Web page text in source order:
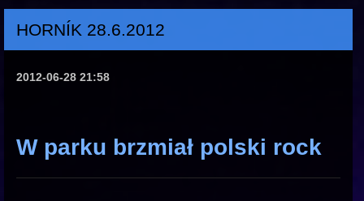
HORNÍK 28.6.2012
2012-06-28 21:58
W parku brzmiał polski rock